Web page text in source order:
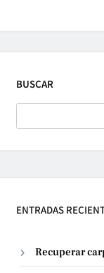
BUSCAR
ENTRADAS
Recuperar